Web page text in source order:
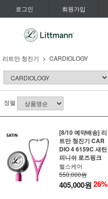
로그인 회원가입
리트만 청진기 CARDIOLOGY
정렬
[8/10 예약배송] 리
트만 청진기 CAR
DIO 4 6159C 새틴
피니쉬 로즈핑크
헬스케어
550,000원
405,000원26%